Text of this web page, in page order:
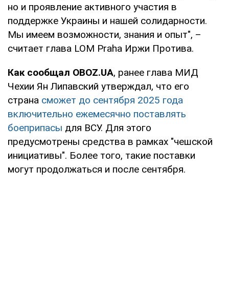
но и проявление активного участия в
поддержке Украины и нашей солидарности.
Мы имеем возможности, знания и опыт", –
считает глава LOM Praha Иржи Протива.
Как сообщал OBOZ.UA, ранее глава МИД
Чехии Ян Липавский утверждал, что его
страна сможет до сентября 2025 года
включительно ежемесячно поставлять
боеприпасы для ВСУ. Для этого
предусмотрены средства в рамках "чешской
инициативы". Более того, такие поставки
могут продолжаться и после сентября.